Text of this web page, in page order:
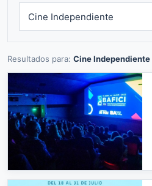
Resultados para: Cine Independiente